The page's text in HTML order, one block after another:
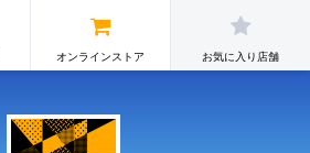
オンラインストア お気に入り店舗